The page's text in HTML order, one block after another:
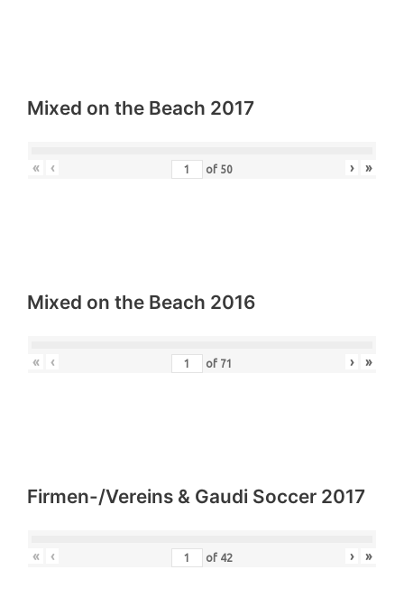
Mixed on the Beach 2017
« ‹ of 50 › »
Mixed on the Beach 2016
« ‹ of 71 › »
Firmen-/Vereins & Gaudi Soccer 2017
« ‹ of 42 › »